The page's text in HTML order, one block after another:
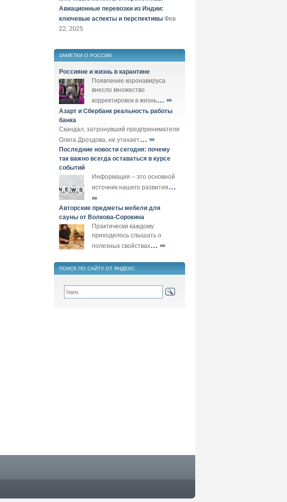
Авиационные перевозки из Индии:
ключевые аспекты и перспективы Фев
22, 2025
ЗАМЕТКИ О РОССИИ
Россияне и жизнь в карантине
Появление коронавируса
внесло множество
корректировок в жизнь… ∞
Азарт и Сбербанк реальность работы
банка
Скандал, затронувший предпринимателя
Олега Дроздова, не утихает… ∞
Последние новости сегодня: почему
так важно всегда оставаться в курсе
событий
Информация – это основной
источник нашего развития…
∞
Авторские предметы мебели для
сауны от Волкова-Сорокина
Практически каждому
приходилось слышать о
полезных свойствах… ∞
ПОИСК ПО САЙТУ ОТ ЯНДЕКС